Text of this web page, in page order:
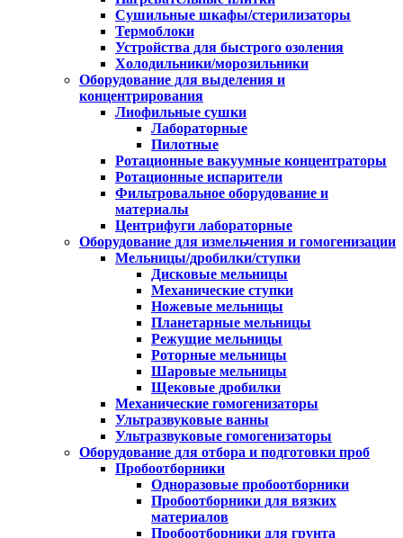
Сушильные шкафы/стерилизаторы
Термоблоки
Устройства для быстрого озоления
Холодильники/морозильники
Оборудование для выделения и
концентрирования
Лиофильные сушки
Лабораторные
Пилотные
Ротационные вакуумные концентраторы
Ротационные испарители
Фильтровальное оборудование и
материалы
Центрифуги лабораторные
Оборудование для измельчения и гомогенизации
Мельницы/дробилки/ступки
Дисковые мельницы
Механические ступки
Ножевые мельницы
Планетарные мельницы
Режущие мельницы
Роторные мельницы
Шаровые мельницы
Щековые дробилки
Механические гомогенизаторы
Ультразвуковые ванны
Ультразвуковые гомогенизаторы
Оборудование для отбора и подготовки проб
Пробоотборники
Одноразовые пробоотборники
Пробоотборники для вязких
материалов
Пробоотборники для грунта